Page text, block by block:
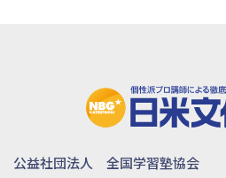
公益社団法人 全国学習塾協会